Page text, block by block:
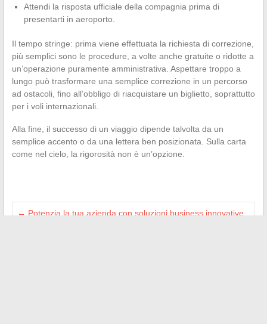
Attendi la risposta ufficiale della compagnia prima di
presentarti in aeroporto.
Il tempo stringe: prima viene effettuata la richiesta di correzione,
più semplici sono le procedure, a volte anche gratuite o ridotte a
un’operazione puramente amministrativa. Aspettare troppo a
lungo può trasformare una semplice correzione in un percorso
ad ostacoli, fino all’obbligo di riacquistare un biglietto, soprattutto
per i voli internazionali.
Alla fine, il successo di un viaggio dipende talvolta da un
semplice accento o da una lettera ben posizionata. Sulla carta
come nel cielo, la rigorosità non è un’opzione.
← Potenzia la tua azienda con soluzioni business innovative